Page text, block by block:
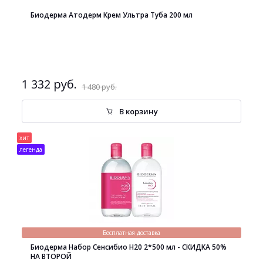
Биодерма Атодерм Крем Ультра Туба 200 мл
1 332 руб. 1 480 руб.
В корзину
хит
легенда
Бесплатная доставка
Биодерма Набор Сенсибио H20 2*500 мл - СКИДКА 50%
НА ВТОРОЙ